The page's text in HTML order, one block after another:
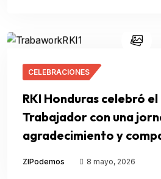
CELEBRACIONES
RKI Honduras celebró
Trabajador con una
agradecimiento y
ZIPodemos 8 mayo, 2026